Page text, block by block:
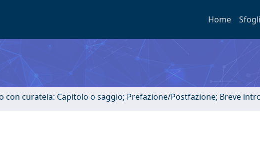
Home
con curatela: Capitolo o saggio; Prefazione/Postfazione; Breve